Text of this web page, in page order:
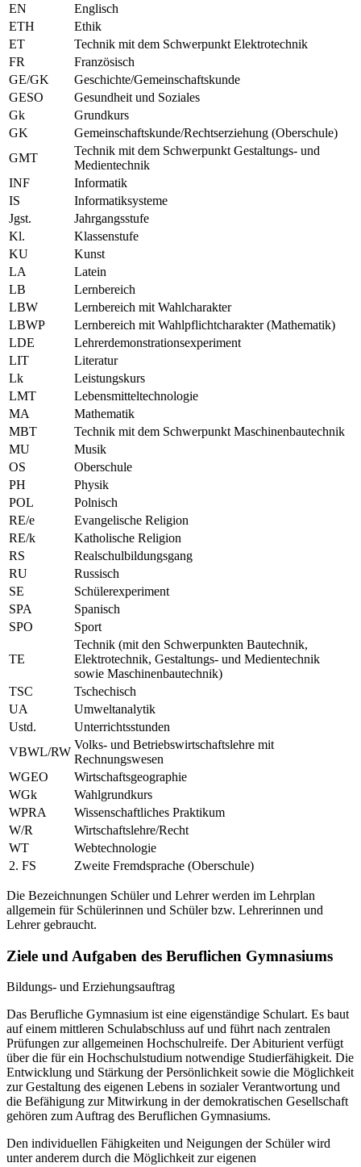
EN
Englisch
ETH
Ethik
ET
Technik mit dem Schwerpunkt Elektrotechnik
FR
Französisch
GE/GK
Geschichte/Gemeinschaftskunde
GESO
Gesundheit und Soziales
Gk
Grundkurs
GK
Gemeinschaftskunde/Rechtserziehung (Oberschule)
GMT
Technik mit dem Schwerpunkt Gestaltungs- und
Medientechnik
INF
Informatik
IS
Informatiksysteme
Jgst.
Jahrgangsstufe
Kl.
Klassenstufe
KU
Kunst
LA
Latein
LB
Lernbereich
LBW
Lernbereich mit Wahlcharakter
LBWP
Lernbereich mit Wahlpflichtcharakter (Mathematik)
LDE
Lehrerdemonstrationsexperiment
LIT
Literatur
Lk
Leistungskurs
LMT
Lebensmitteltechnologie
MA
Mathematik
MBT
Technik mit dem Schwerpunkt Maschinenbautechnik
MU
Musik
OS
Oberschule
PH
Physik
POL
Polnisch
RE/e
Evangelische Religion
RE/k
Katholische Religion
RS
Realschulbildungsgang
RU
Russisch
SE
Schülerexperiment
SPA
Spanisch
SPO
Sport
TE
Technik (mit den Schwerpunkten Bautechnik,
Elektrotechnik, Gestaltungs- und Medientechnik
sowie Maschinenbautechnik)
TSC
Tschechisch
UA
Umweltanalytik
Ustd.
Unterrichtsstunden
VBWL/RW
Volks- und Betriebswirtschaftslehre mit
Rechnungswesen
WGEO
Wirtschaftsgeographie
WGk
Wahlgrundkurs
WPRA
Wissenschaftliches Praktikum
W/R
Wirtschaftslehre/Recht
WT
Webtechnologie
2. FS
Zweite Fremdsprache (Oberschule)
Die Bezeichnungen Schüler und Lehrer werden im Lehrplan
allgemein für Schülerinnen und Schüler bzw. Lehrerinnen und
Lehrer gebraucht.
Ziele und Aufgaben des Beruflichen Gymnasiums
Bildungs- und Erziehungsauftrag
Das Berufliche Gymnasium ist eine eigenständige Schulart. Es baut
auf einem mittleren Schulabschluss auf und führt nach zentralen
Prüfungen zur allgemeinen Hochschulreife. Der Abiturient verfügt
über die für ein Hochschulstudium notwendige Studierfähigkeit. Die
Entwicklung und Stärkung der Persönlichkeit sowie die Möglichkeit
zur Gestaltung des eigenen Lebens in sozialer Verantwortung und
die Befähigung zur Mitwirkung in der demokratischen Gesellschaft
gehören zum Auftrag des Beruflichen Gymnasiums.
Den individuellen Fähigkeiten und Neigungen der Schüler wird
unter anderem durch die Möglichkeit zur eigenen